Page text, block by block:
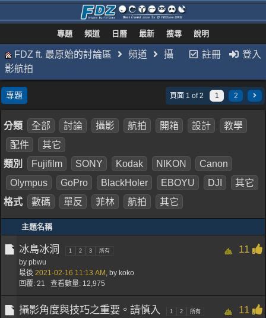
專題 頻道 日曆 最新 搜尋 說明
註冊 登入
FDZ ft. 最原始的討論區 頻道
攝
影航拍
專題 頁面 1 of 2 1 2
分類 全部 討論 攝影 航拍 開箱 設計
教學
配件
其它
類別
Fujifilm SONY Kodak NIKON
Canon
Olympus
GoPro BlackHoler EBOYU DJI
其它
格式
數碼 單反 菲林 航拍 其它
主題名稱
11
冰島冰洞 1 2 3 所有
by pbwu
最後 2021-02-16 11:13 AM , by koko
回覆: 21 查看數量: 12,975
11
攝影角度與技巧之重要。請慎入 1 2 所有